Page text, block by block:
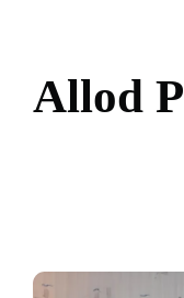
Allod P